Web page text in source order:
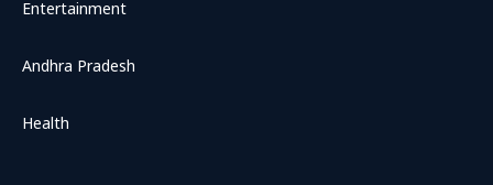
Entertainment
Andhra Pradesh
Health